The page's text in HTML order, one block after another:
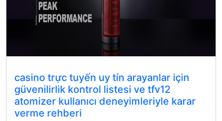
casino trực tuyến uy tín arayanlar için
güvenilirlik kontrol listesi ve tfv12
atomizer kullanıcı deneyimleriyle karar
verme rehberi